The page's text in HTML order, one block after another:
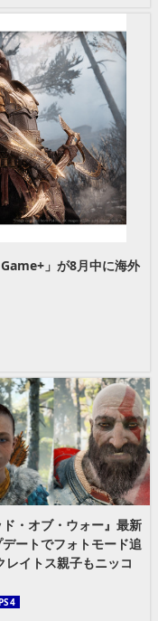
」が8月中に海外
ド・オブ・ウォー』最新
ートでフォトモード追
レイトス親子もニッコ